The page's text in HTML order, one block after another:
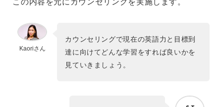
この内容を元にカウンセリングを実施します。
Kaoriさん
カウンセリングで現在の英語力と目標到
達に向けてどんな学習をすれば良いかを
見ていきましょう。